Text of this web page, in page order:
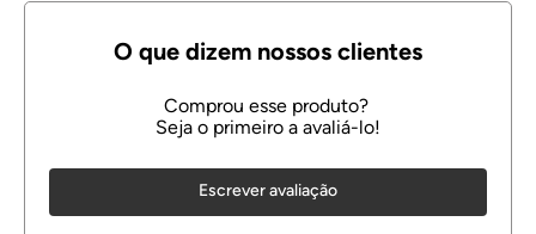
Escrever avaliação